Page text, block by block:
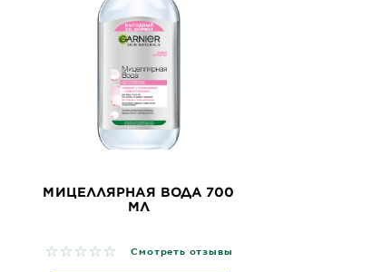
МИЦЕЛЛЯРНАЯ ВОДА 700
МЛ
No reviews Смотреть отзывы